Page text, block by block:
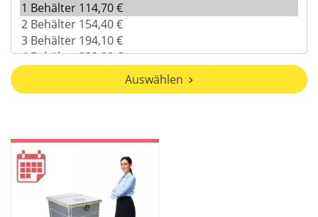
Auswählen